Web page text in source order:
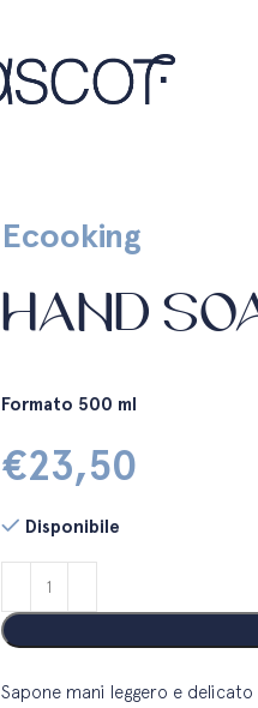
Ecooking
HAND
Formato 500 ml
€23,50
Disponibile
Sapone mani leggero e